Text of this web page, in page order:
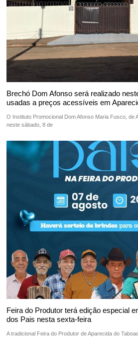
Brechó Dom Afonso será realizado
usadas a preços acessíveis em
O Instituto Promocional Dom Afonso Maria Fusco, de
neste sábado, 8 de
Feira do Produtor terá edição especial
dos Pais nesta sexta-feira
A tradicional Feira do Produtor de Aparecida do